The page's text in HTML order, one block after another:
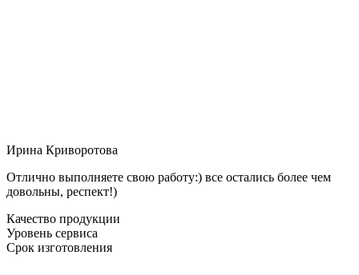
Ирина Криворотова
Отлично выполняете свою работу:) все остались более чем
довольны, респект!)
Качество продукции
Уровень сервиса
Срок изготовления